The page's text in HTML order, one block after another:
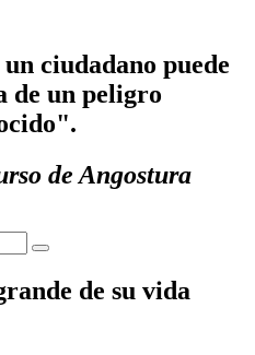
ciudadano puede
de un peligro
de Angostura
de su vida